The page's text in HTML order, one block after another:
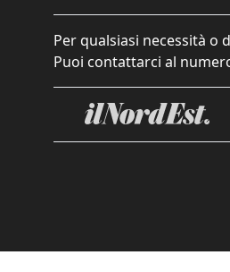
Per qualsiasi necessità o
Puoi contattarci al